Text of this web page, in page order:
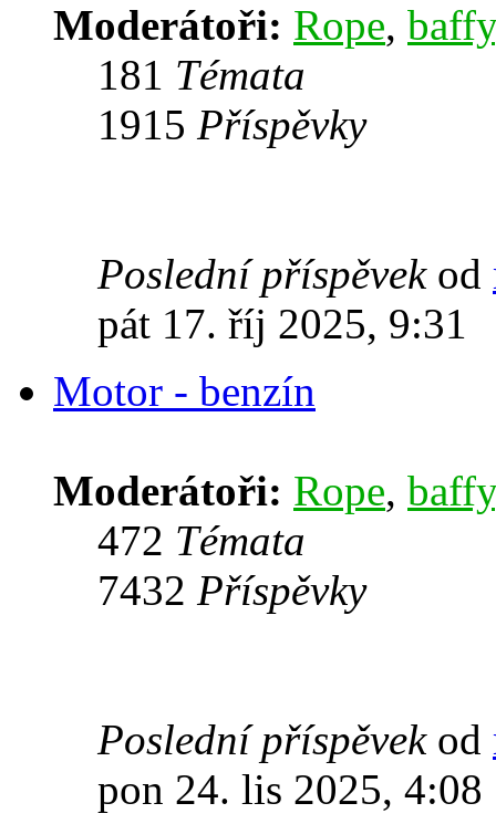
Moderátoři: Rope, baffy
181 Témata
1915 Příspěvky
Poslední příspěvekod
pát 17. říj 2025, 9:31
Motor - benzín
Moderátoři: Rope, baffy
472 Témata
7432 Příspěvky
Poslední příspěvekod
pon 24. lis 2025, 4:08